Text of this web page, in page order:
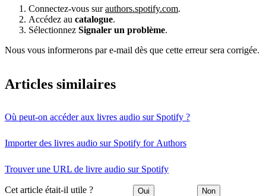
Connectez-vous surauthors.spotify.com.
Accédez au catalogue.
Sélectionnez Signaler un problème.
Nous vous informerons par e-mail dès que cette erreur sera corrigée.
Articles similaires
Où peut-on accéder aux livres audio sur Spotify ?
Importer des livres audio sur Spotify for Authors
Trouver une URL de livre audio sur Spotify
Cet article était-il utile ? Oui Non